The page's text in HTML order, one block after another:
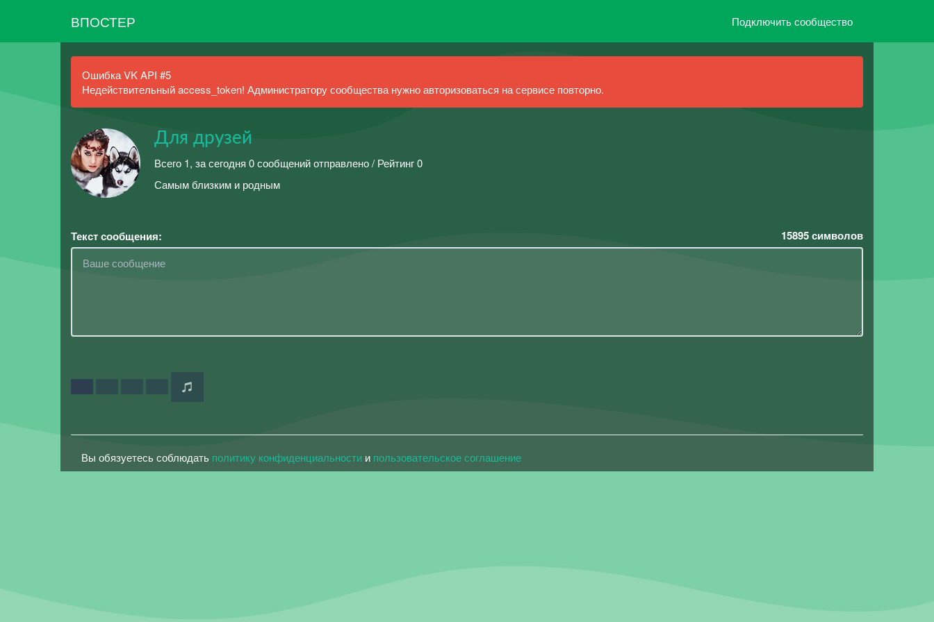
ВПОСТЕР Подключить сообщество
Ошибка VK API #5
Недействительный access_token! Администратору сообщества нужно авторизоваться на сервисе повторно.
Для друзей
Всего 1, за сегодня 0 сообщений отправлено / Рейтинг 0
Самым близким и родным
Текст сообщения: 15895символов
Вы обязуетесь соблюдать политику конфиденциальности и пользовательское соглашение